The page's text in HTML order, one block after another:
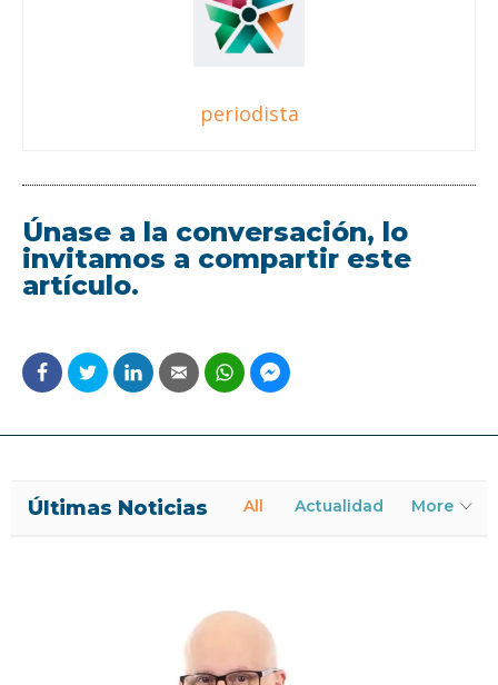
periodista
Únase a la conversación, lo
invitamos a compartir este
artículo.
Últimas Noticias All Actualidad More